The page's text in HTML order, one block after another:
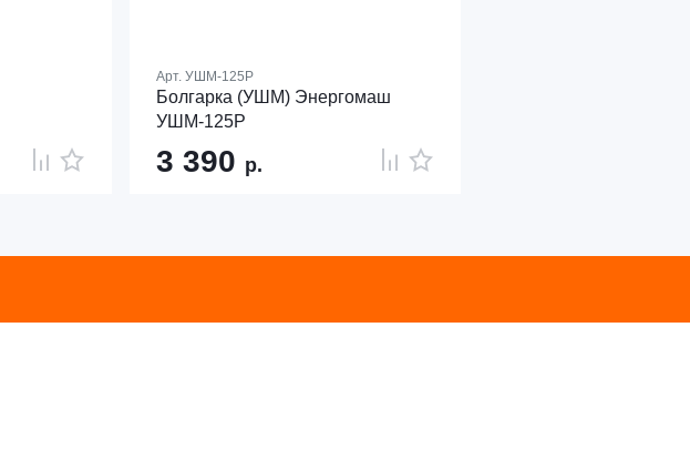
Арт. УШМ-125Р
Болгарка (УШМ) Энергомаш
УШМ-125Р
3 390 р.